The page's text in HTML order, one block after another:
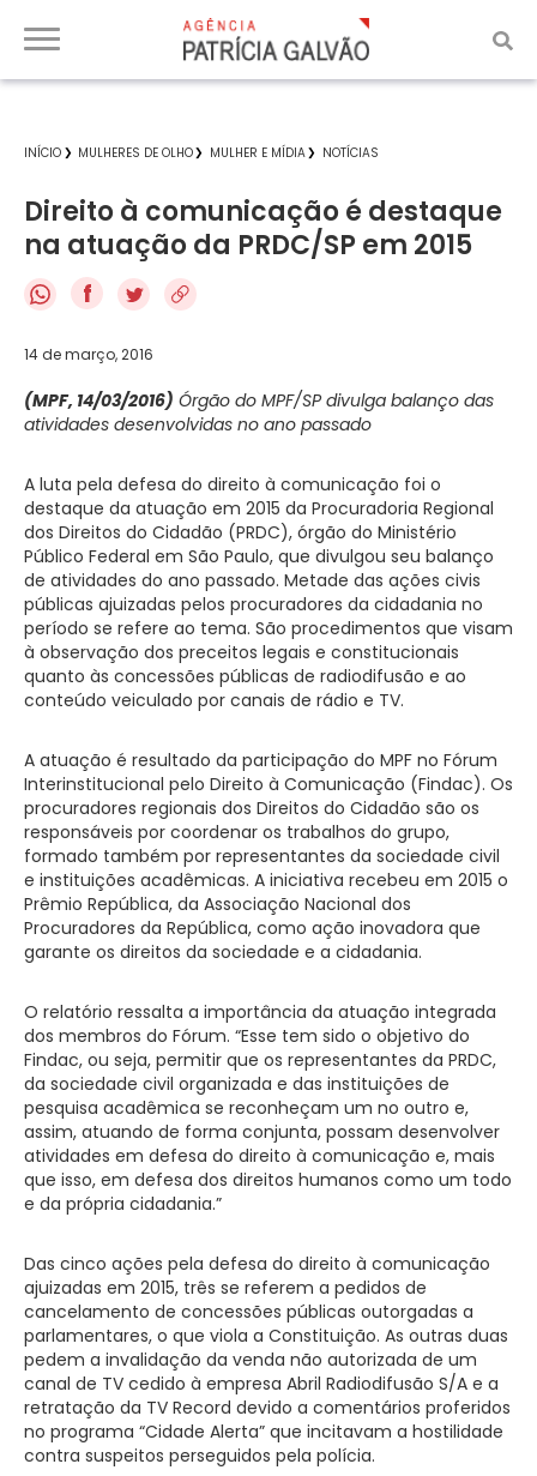
INÍCIO MULHERES DE OLHO MULHER E MÍDIA NOTÍCIAS
Direito à comunicação é destaque
na atuação da PRDC/SP em 2015
f
14 de março, 2016
(MPF, 14/03/2016) Órgão do MPF/SP divulga balanço das
atividades desenvolvidas no ano passado
A luta pela defesa do direito à comunicação foi o
destaque da atuação em 2015 da Procuradoria Regional
dos Direitos do Cidadão (PRDC), órgão do Ministério
Público Federal em São Paulo, que divulgou seu balanço
de atividades do ano passado. Metade das ações civis
públicas ajuizadas pelos procuradores da cidadania no
período se refere ao tema. São procedimentos que visam
à observação dos preceitos legais e constitucionais
quanto às concessões públicas de radiodifusão e ao
conteúdo veiculado por canais de rádio e TV.
A atuação é resultado da participação do MPF no Fórum
Interinstitucional pelo Direito à Comunicação (Findac). Os
procuradores regionais dos Direitos do Cidadão são os
responsáveis por coordenar os trabalhos do grupo,
formado também por representantes da sociedade civil
e instituições acadêmicas. A iniciativa recebeu em 2015 o
Prêmio República, da Associação Nacional dos
Procuradores da República, como ação inovadora que
garante os direitos da sociedade e a cidadania.
O relatório ressalta a importância da atuação integrada
dos membros do Fórum. “Esse tem sido o objetivo do
Findac, ou seja, permitir que os representantes da PRDC,
da sociedade civil organizada e das instituições de
pesquisa acadêmica se reconheçam um no outro e,
assim, atuando de forma conjunta, possam desenvolver
atividades em defesa do direito à comunicação e, mais
que isso, em defesa dos direitos humanos como um todo
e da própria cidadania.”
Das cinco ações pela defesa do direito à comunicação
ajuizadas em 2015, três se referem a pedidos de
cancelamento de concessões públicas outorgadas a
parlamentares, o que viola a Constituição. As outras duas
pedem a invalidação da venda não autorizada de um
canal de TV cedido à empresa Abril Radiodifusão S/A e a
retratação da TV Record devido a comentários proferidos
no programa “Cidade Alerta” que incitavam a hostilidade
contra suspeitos perseguidos pela polícia.